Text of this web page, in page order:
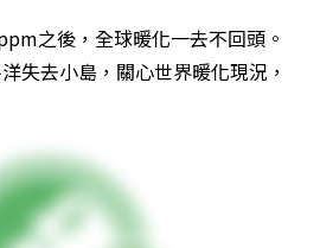
之後，全球暖化一去不回頭。
失去小島，關心世界暖化現況，